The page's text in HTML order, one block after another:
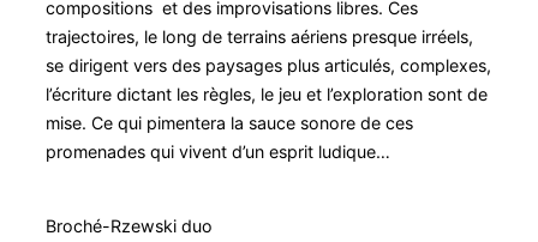
compositions et des improvisations libres. Ces
trajectoires, le long de terrains aériens presque irréels,
se dirigent vers des paysages plus articulés, complexes,
l’écriture dictant les règles, le jeu et l’exploration sont de
mise. Ce qui pimentera la sauce sonore de ces
promenades qui vivent d’un esprit ludique…
Broché-Rzewski duo